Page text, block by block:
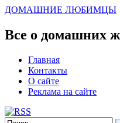
ДОМАШНИЕ ЛЮБИМЦЫ
Все о домашних
Главная
Контакты
О сайте
Реклама на сайте